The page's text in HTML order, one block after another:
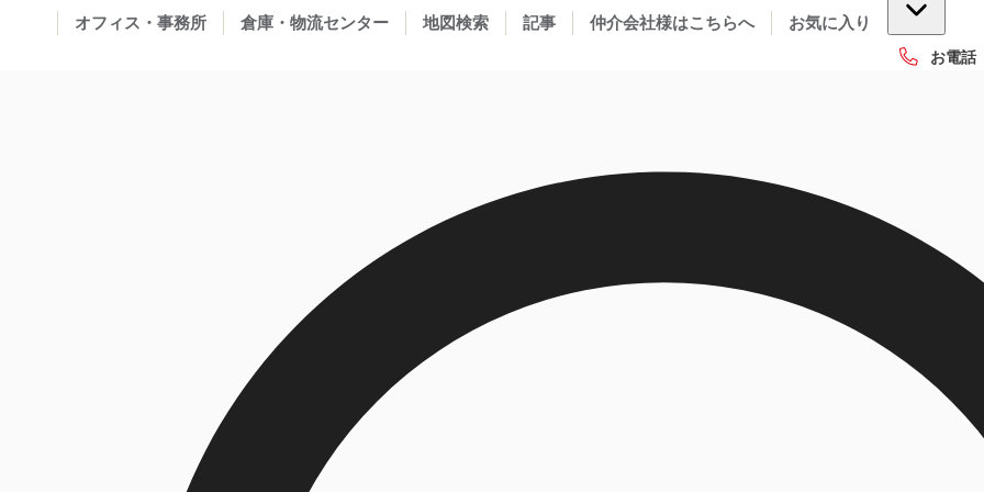
オフィス・事務所 倉庫・物流センター 地図検索 記事 仲介会社様はこちらへ お気に入り
お電話